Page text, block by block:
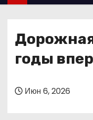
годы
Июн 6, 2026